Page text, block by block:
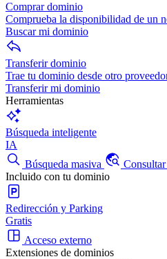
Comprar dominio
Comprueba la disponibilidad de un
Buscar mi dominio
Transferir dominio
Trae tu dominio desde otro
Transferir mi dominio
Herramientas
Búsqueda inteligente
IA
Búsqueda masiva
Incluido con tu dominio
Redirección y Parking
Gratis
Acceso externo
Extensiones de dominios